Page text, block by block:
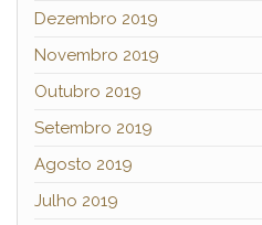
Dezembro 2019
Novembro 2019
Outubro 2019
Setembro 2019
Agosto 2019
Julho 2019